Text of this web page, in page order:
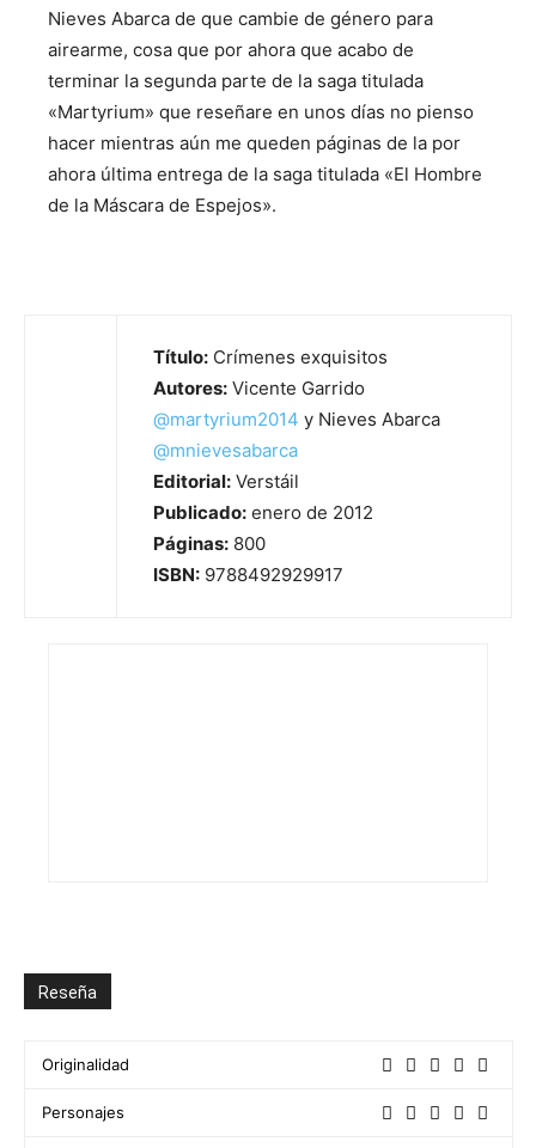
Nieves Abarca de que cambie de género para
airearme, cosa que por ahora que acabo de
terminar la segunda parte de la saga titulada
«Martyrium» que reseñare en unos días no pienso
hacer mientras aún me queden páginas de la por
ahora última entrega de la saga titulada «El Hombre
de la Máscara de Espejos».
Título: Crímenes exquisitos
Autores: Vicente Garrido
@martyrium2014 y Nieves Abarca
@mnievesabarca
Editorial: Verstáil
Publicado: enero de 2012
Páginas: 800
ISBN: 9788492929917
Reseña
Originalidad
Personajes